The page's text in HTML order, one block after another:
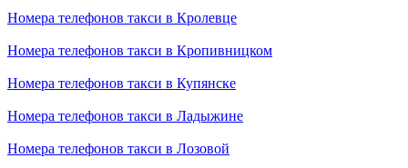
Номера телефонов такси в Кролевце
Номера телефонов такси в Кропивницком
Номера телефонов такси в Купянске
Номера телефонов такси в Ладыжине
Номера телефонов такси в Лозовой